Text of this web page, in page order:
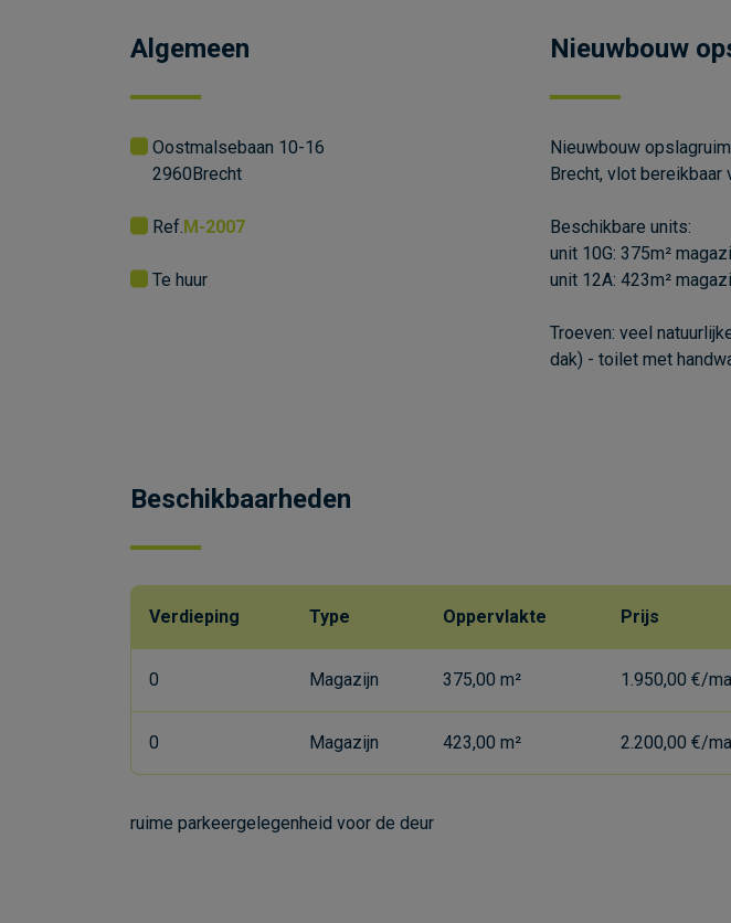
Algemeen
Brecht
2960
Oostmalsebaan 10-16
Ref.M-2007
Te huur
Nieuwbouw
Nieuwbouw
Brecht, vlot bereikbaar
Beschikbare units:
unit 10G: 375m²
unit 12A: 423m²
Troeven: veel
dak) - toilet met
Beschikbaarheden
Verdieping Type Oppervlakte Prijs
0 Magazijn 375,00 m² 1.950,00 €/
0 Magazijn 423,00 m² 2.200,00 €/
ruime parkeergelegenheid voor de deur